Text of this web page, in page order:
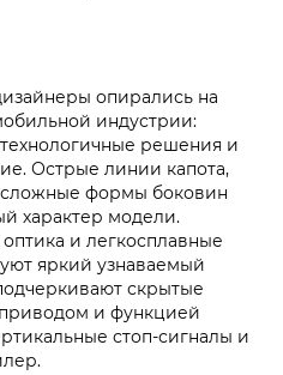
опирались на
индустрии:
решения и
Острые линии капота,
сложные формы боковин
характер модели.
и легкосплавные
яркий узнаваемый
скрытые
и функцией
стоп-сигналы и